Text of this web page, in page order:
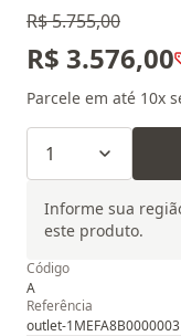
R$ 5.755,00
R$ 3.576,00
Parcele em até 10x
1
Informe sua
este produto.
Código
A
Referência
outlet-1MEFA8B0000003